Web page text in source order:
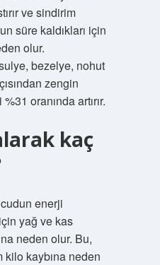
ve sindirim
süre kaldıkları için
olur.
bezelye, nohut
zengin
oranında artırır.
kaç
enerji
yağ ve kas
neden olur. Bu,
kaybına neden